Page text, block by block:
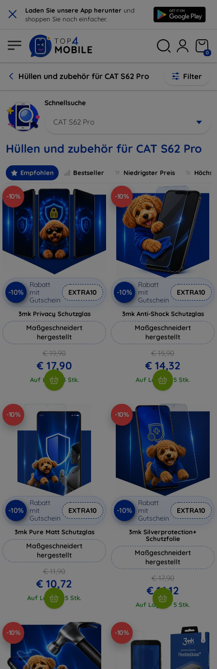
× Laden Sie unsere App herunter und
shoppen Sie noch einfacher.
0
Hüllen und zubehör für CAT S62 Pro Filter
Schnellsuche
CAT S62 Pro
Hüllen und zubehör für CAT S62 Pro
Empfohlen Bestseller Niedrigster Preis
-10%
-10%
Rabatt
mit
Gutschein
EXTRA10
3mk Privacy Schutzglas
Maßgeschneidert
hergestellt
€ 19,90
€ 17,90
Auf Lager 3 Stk.
-10%
-10%
Rabatt
mit
Gutschein
EXTRA10
3mk Anti-Shock Schutzglas
Maßgeschneidert
hergestellt
€ 15,90
€ 14,32
Auf Lager > 5 Stk.
-10%
-10%
Rabatt
mit
Gutschein
EXTRA10
3mk Pure Matt Schutzglas
Maßgeschneidert
hergestellt
€ 11,90
€ 10,72
Auf Lager > 5 Stk.
-10%
-10%
Rabatt
mit
Gutschein
EXTRA10
3mk Silverprotection+
Schutzfolie
Maßgeschneidert
hergestellt
€ 17,90
€ 16,12
Auf Lager > 5 Stk.
-10% -10%